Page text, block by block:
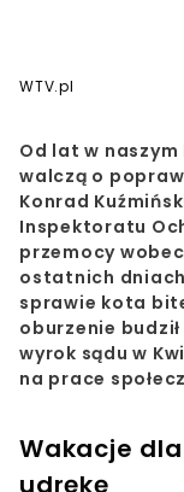
WTV.pl
Od lat w
walczą o
Konrad
Inspektoratu
przemocy
ostatnich dniach
sprawie kota
oburzenie
wyrok sądu w
na prace
Wakacje
udrękę